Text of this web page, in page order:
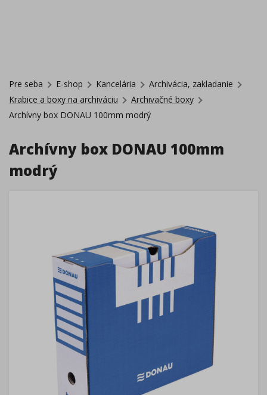
Pre seba E-shop Kancelária
Archivácia, zakladanie
Krabice a boxy na archiváciu
Archivačné boxy
Archívny box DONAU 100mm modrý
Archívny box DONAU 100mm
modrý